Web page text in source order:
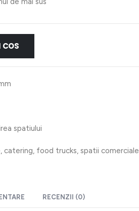
spatiului
catering, food trucks, spatii comerciale
RECENZII (0)